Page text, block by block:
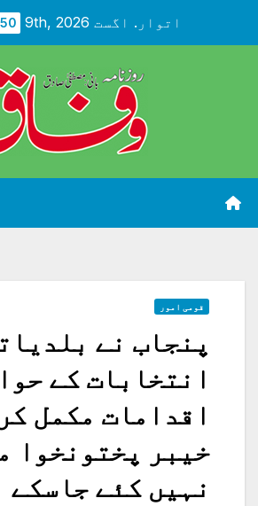
اتوار. اگست 9th, 2026
قومی امور
پنجاب نے
انتخابات کے
اقدامات مکمل
خیبر پختونخوا
نہیں کئے جاسکے